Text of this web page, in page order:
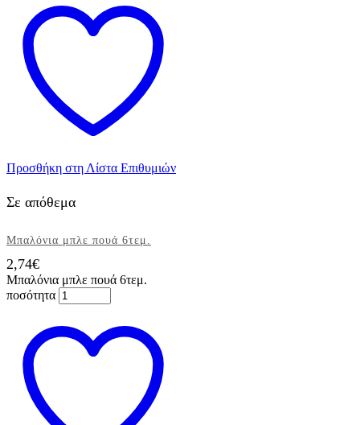
Προσθήκη στη Λίστα Επιθυμιών
Σε απόθεμα
Μπαλόνια μπλε πουά 6τεμ.
2,74€
Μπαλόνια μπλε πουά 6τεμ.
ποσότητα